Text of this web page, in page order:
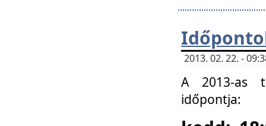
2013. 02. 22. -
A 2013-as
időpontja: